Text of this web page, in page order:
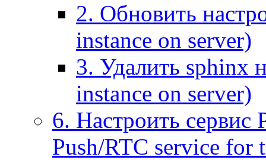
2. Обновить
instance on server)
3. Удалить sphinx
instance on server)
6. Настроить
Push/RTC service for